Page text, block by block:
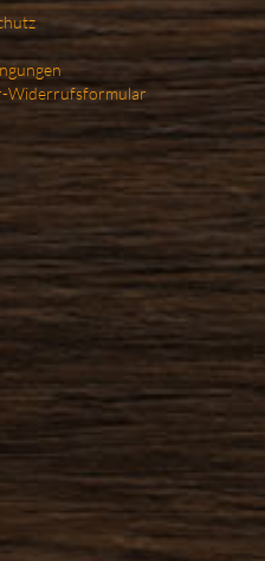
Widerrufsformular